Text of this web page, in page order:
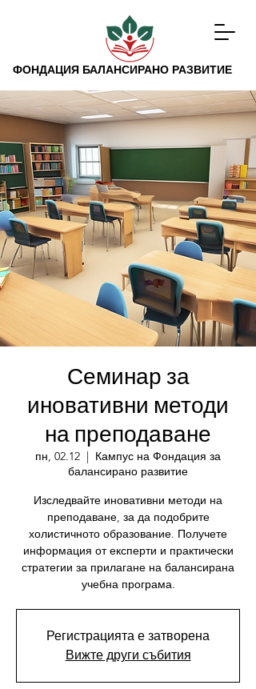
ФОНДАЦИЯ БАЛАНСИРАНО РАЗВИТИЕ
Семинар за
иновативни методи
на преподаване
пн, 02.12
  |
Кампус на Фондация за
балансирано развитие
Изследвайте иновативни методи на
преподаване, за да подобрите
холистичното образование. Получете
информация от експерти и практически
стратегии за прилагане на балансирана
учебна програма.
Регистрацията е затворена
Вижте други събития